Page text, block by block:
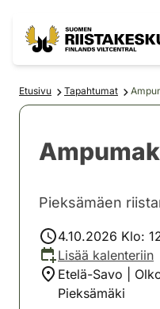
Etusivu Tapahtumat
Pieksämäen
4.10.2026 Klo:
Lisää kalenteriin
Etelä-Savo |
Pieksämäki